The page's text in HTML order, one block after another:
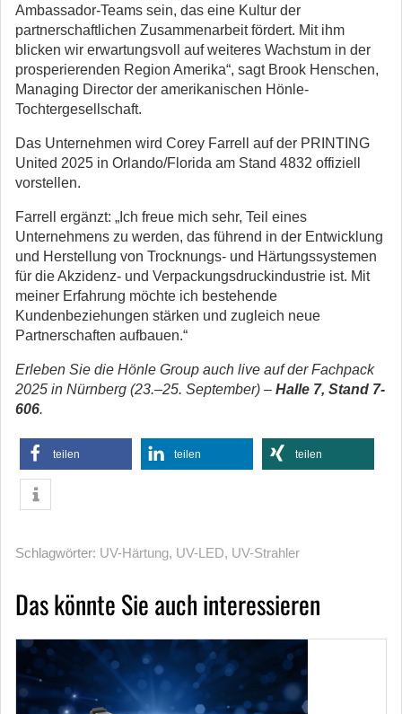
Ambassador-Teams sein, das eine Kultur der
partnerschaftlichen Zusammenarbeit fördert. Mit ihm
blicken wir erwartungsvoll auf weiteres Wachstum in der
prosperierenden Region Amerika“, sagt Brook Henschen,
Managing Director der amerikanischen Hönle-
Tochtergesellschaft.
Das Unternehmen wird Corey Farrell auf der PRINTING
United 2025 in Orlando/Florida am Stand 4832 offiziell
vorstellen.
Farrell ergänzt: „Ich freue mich sehr, Teil eines
Unternehmens zu werden, das führend in der Entwicklung
und Herstellung von Trocknungs- und Härtungssystemen
für die Akzidenz- und Verpackungsdruckindustrie ist. Mit
meiner Erfahrung möchte ich bestehende
Kundenbeziehungen stärken und zugleich neue
Partnerschaften aufbauen.“
Erleben Sie die Hönle Group auch live auf der Fachpack
2025 in Nürnberg (23.–25. September) – Halle 7, Stand 7-
606.
teilen teilen teilen
Schlagwörter: UV-Härtung, UV-LED, UV-Strahler
Das könnte Sie auch interessieren